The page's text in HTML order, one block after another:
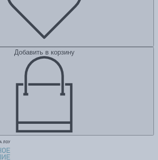
Добавить в корзину